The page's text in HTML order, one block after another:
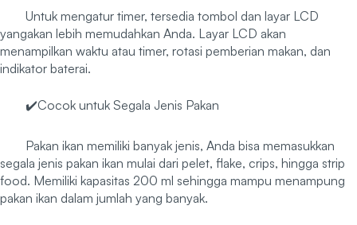
Untuk mengatur timer, tersedia tombol dan layar LCD
yangakan lebih memudahkan Anda. Layar LCD akan
menampilkan waktu atau timer, rotasi pemberian makan, dan
indikator baterai.
✔️Cocok untuk Segala Jenis Pakan
Pakan ikan memiliki banyak jenis, Anda bisa memasukkan
segala jenis pakan ikan mulai dari pelet, flake, crips, hingga strip
food. Memiliki kapasitas 200 ml sehingga mampu menampung
pakan ikan dalam jumlah yang banyak.